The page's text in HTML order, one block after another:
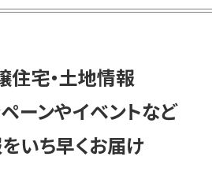
住宅・土地情報
ーンやイベントなど
いち早くお届け